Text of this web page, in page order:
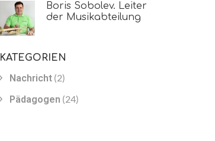
Boris Sobolev. Leiter
der Musikabteilung
KATEGORIEN
Nachricht(2)
Pädagogen (24)